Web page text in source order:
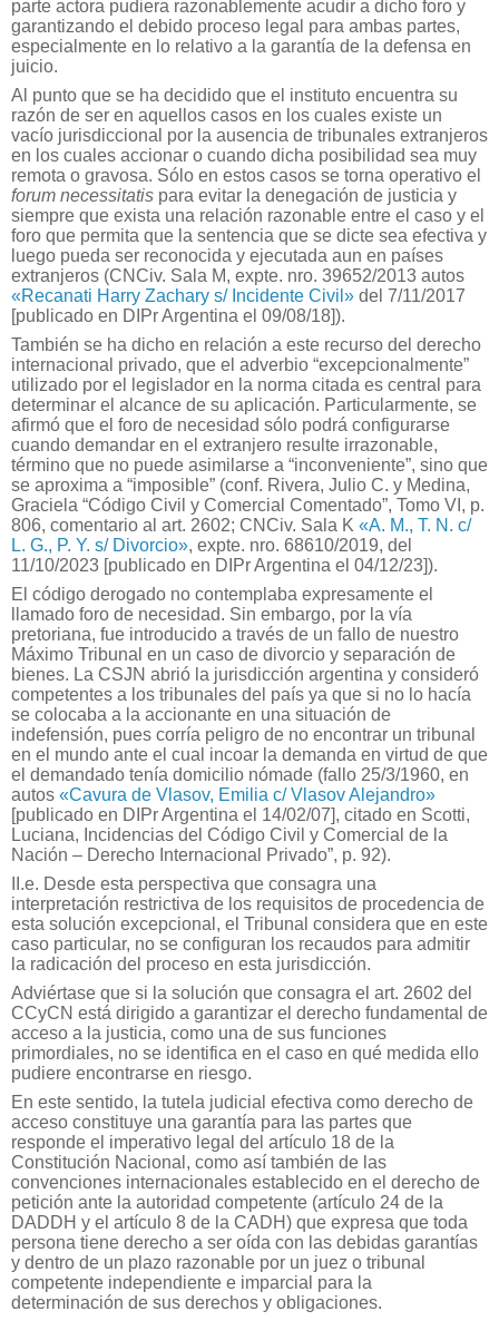
parte actora pudiera razonablemente acudir a dicho foro y
garantizando el debido proceso legal para ambas partes,
especialmente en lo relativo a la garantía de la defensa en
juicio.
Al punto que se ha decidido que el instituto encuentra su
razón de ser en aquellos casos en los cuales existe un
vacío jurisdiccional por la ausencia de tribunales extranjeros
en los cuales accionar o cuando dicha posibilidad sea muy
remota o gravosa. Sólo en estos casos se torna operativo el
forum necessitatis para evitar la denegación de justicia y
siempre que exista una relación razonable entre el caso y el
foro que permita que la sentencia que se dicte sea efectiva y
luego pueda ser reconocida y ejecutada aun en países
extranjeros (CNCiv. Sala M, expte. nro. 39652/2013 autos
«Recanati Harry Zachary s/ Incidente Civil» del 7/11/2017
[publicado en DIPr Argentina el 09/08/18]).
También se ha dicho en relación a este recurso del derecho
internacional privado, que el adverbio “excepcionalmente”
utilizado por el legislador en la norma citada es central para
determinar el alcance de su aplicación. Particularmente, se
afirmó que el foro de necesidad sólo podrá configurarse
cuando demandar en el extranjero resulte irrazonable,
término que no puede asimilarse a “inconveniente”, sino que
se aproxima a “imposible” (conf. Rivera, Julio C. y Medina,
Graciela “Código Civil y Comercial Comentado”, Tomo VI, p.
806, comentario al art. 2602; CNCiv. Sala K «A. M., T. N. c/
L. G., P. Y. s/ Divorcio», expte. nro. 68610/2019, del
11/10/2023 [publicado en DIPr Argentina el 04/12/23]).
El código derogado no contemplaba expresamente el
llamado foro de necesidad. Sin embargo, por la vía
pretoriana, fue introducido a través de un fallo de nuestro
Máximo Tribunal en un caso de divorcio y separación de
bienes. La CSJN abrió la jurisdicción argentina y consideró
competentes a los tribunales del país ya que si no lo hacía
se colocaba a la accionante en una situación de
indefensión, pues corría peligro de no encontrar un tribunal
en el mundo ante el cual incoar la demanda en virtud de que
el demandado tenía domicilio nómade (fallo 25/3/1960, en
autos «Cavura de Vlasov, Emilia c/ Vlasov Alejandro»
[publicado en DIPr Argentina el 14/02/07], citado en Scotti,
Luciana, Incidencias del Código Civil y Comercial de la
Nación – Derecho Internacional Privado”, p. 92).
II.e. Desde esta perspectiva que consagra una
interpretación restrictiva de los requisitos de procedencia de
esta solución excepcional, el Tribunal considera que en este
caso particular, no se configuran los recaudos para admitir
la radicación del proceso en esta jurisdicción.
Adviértase que si la solución que consagra el art. 2602 del
CCyCN está dirigido a garantizar el derecho fundamental de
acceso a la justicia, como una de sus funciones
primordiales, no se identifica en el caso en qué medida ello
pudiere encontrarse en riesgo.
En este sentido, la tutela judicial efectiva como derecho de
acceso constituye una garantía para las partes que
responde el imperativo legal del artículo 18 de la
Constitución Nacional, como así también de las
convenciones internacionales establecido en el derecho de
petición ante la autoridad competente (artículo 24 de la
DADDH y el artículo 8 de la CADH) que expresa que toda
persona tiene derecho a ser oída con las debidas garantías
y dentro de un plazo razonable por un juez o tribunal
competente independiente e imparcial para la
determinación de sus derechos y obligaciones.